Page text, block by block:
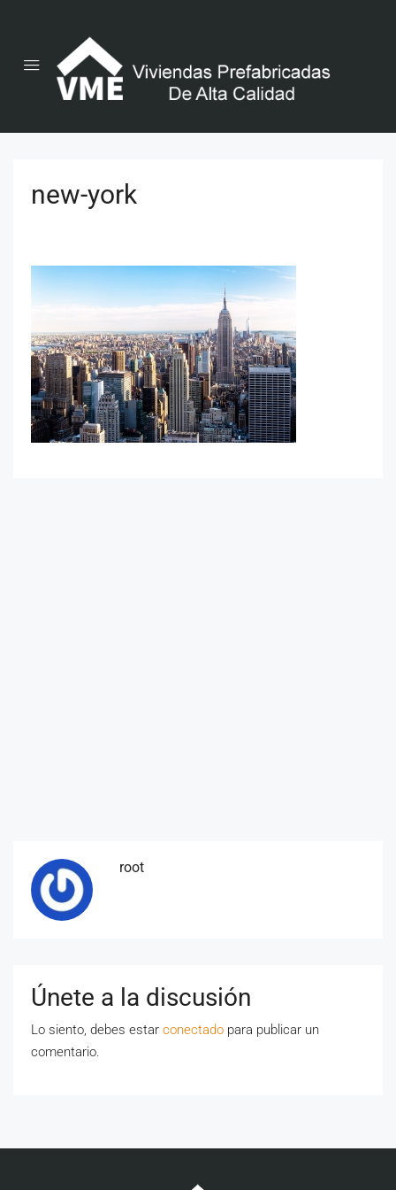
new-york
root
Únete a la discusión
Lo siento, debes estar conectado para publicar un
comentario.